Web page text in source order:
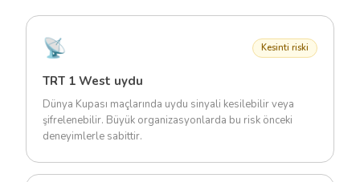
📡 Kesinti riski
TRT 1 West uydu
Dünya Kupası maçlarında uydu sinyali kesilebilir veya
şifrelenebilir. Büyük organizasyonlarda bu risk önceki
deneyimlerle sabittir.